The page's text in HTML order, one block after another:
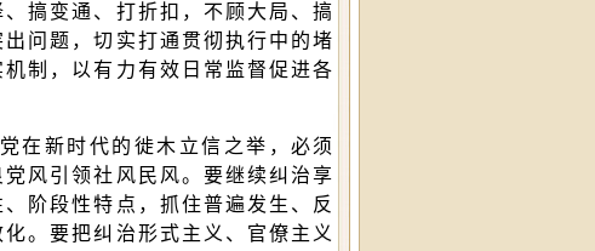
搞变通、打折扣，不顾大局、搞
问题，切实打通贯彻执行中的堵
制，以有力有效日常监督促进各
在新时代的徙木立信之举，必须
风引领社风民风。要继续纠治享
阶段性特点，抓住普遍发生、反
。要把纠治形式主义、官僚主义